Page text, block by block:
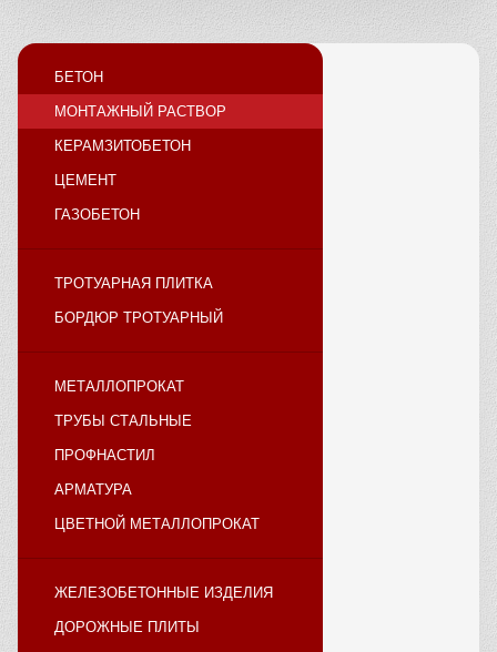
БЕТОН
МОНТАЖНЫЙ РАСТВОР
КЕРАМЗИТОБЕТОН
ЦЕМЕНТ
ГАЗОБЕТОН
ТРОТУАРНАЯ ПЛИТКА
БОРДЮР ТРОТУАРНЫЙ
МЕТАЛЛОПРОКАТ
ТРУБЫ СТАЛЬНЫЕ
ПРОФНАСТИЛ
АРМАТУРА
ЦВЕТНОЙ МЕТАЛЛОПРОКАТ
ЖЕЛЕЗОБЕТОННЫЕ ИЗДЕЛИЯ
ДОРОЖНЫЕ ПЛИТЫ